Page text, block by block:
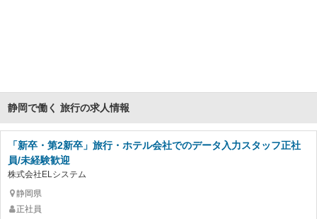
静岡で働く 旅行の求人情報
「新卒・第2新卒」旅行・ホテル会社でのデータ入力スタッフ正社
員/未経験歓迎
株式会社ELシステム
静岡県
正社員